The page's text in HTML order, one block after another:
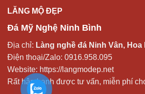
LĂNG MỘ ĐẸP
Đá Mỹ Nghệ Ninh Bình
Địa chỉ: Làng nghề đá Ninh Vân,
Điện thoại/Zalo: 0916.958.095
Website: https://langmodep.net
Rất hân hạnh được tư vấn, miễn phí